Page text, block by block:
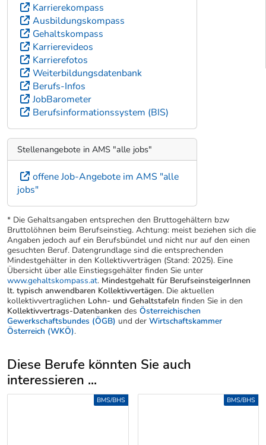
Karrierekompass
Ausbildungskompass
Gehaltskompass
Karrierevideos
Karrierefotos
Weiterbildungsdatenbank
Berufs-Infos
JobBarometer
Berufsinformationssystem (BIS)
Stellenangebote in AMS "alle jobs"
offene Job-Angebote im AMS "alle
jobs"
* Die Gehaltsangaben entsprechen den Bruttogehältern bzw
Bruttolöhnen beim Berufseinstieg. Achtung: meist beziehen sich die
Angaben jedoch auf ein Berufsbündel und nicht nur auf den einen
gesuchten Beruf. Datengrundlage sind die entsprechenden
Mindestgehälter in den Kollektivverträgen (Stand: 2025). Eine
Übersicht über alle Einstiegsgehälter finden Sie unter
www.gehaltskompass.at. Mindestgehalt für BerufseinsteigerInnen
lt. typisch anwendbaren Kollektivvertägen. Die aktuellen
kollektivvertraglichen Lohn- und Gehaltstafeln finden Sie in den
Kollektivvertrags-Datenbanken des Österreichischen
Gewerkschaftsbundes (ÖGB) und der Wirtschaftskammer
Österreich (WKÖ).
Diese Berufe könnten Sie auch
interessieren ...
Uber weitere Berufsvorschläge
BMS/BHS BMS/BHS